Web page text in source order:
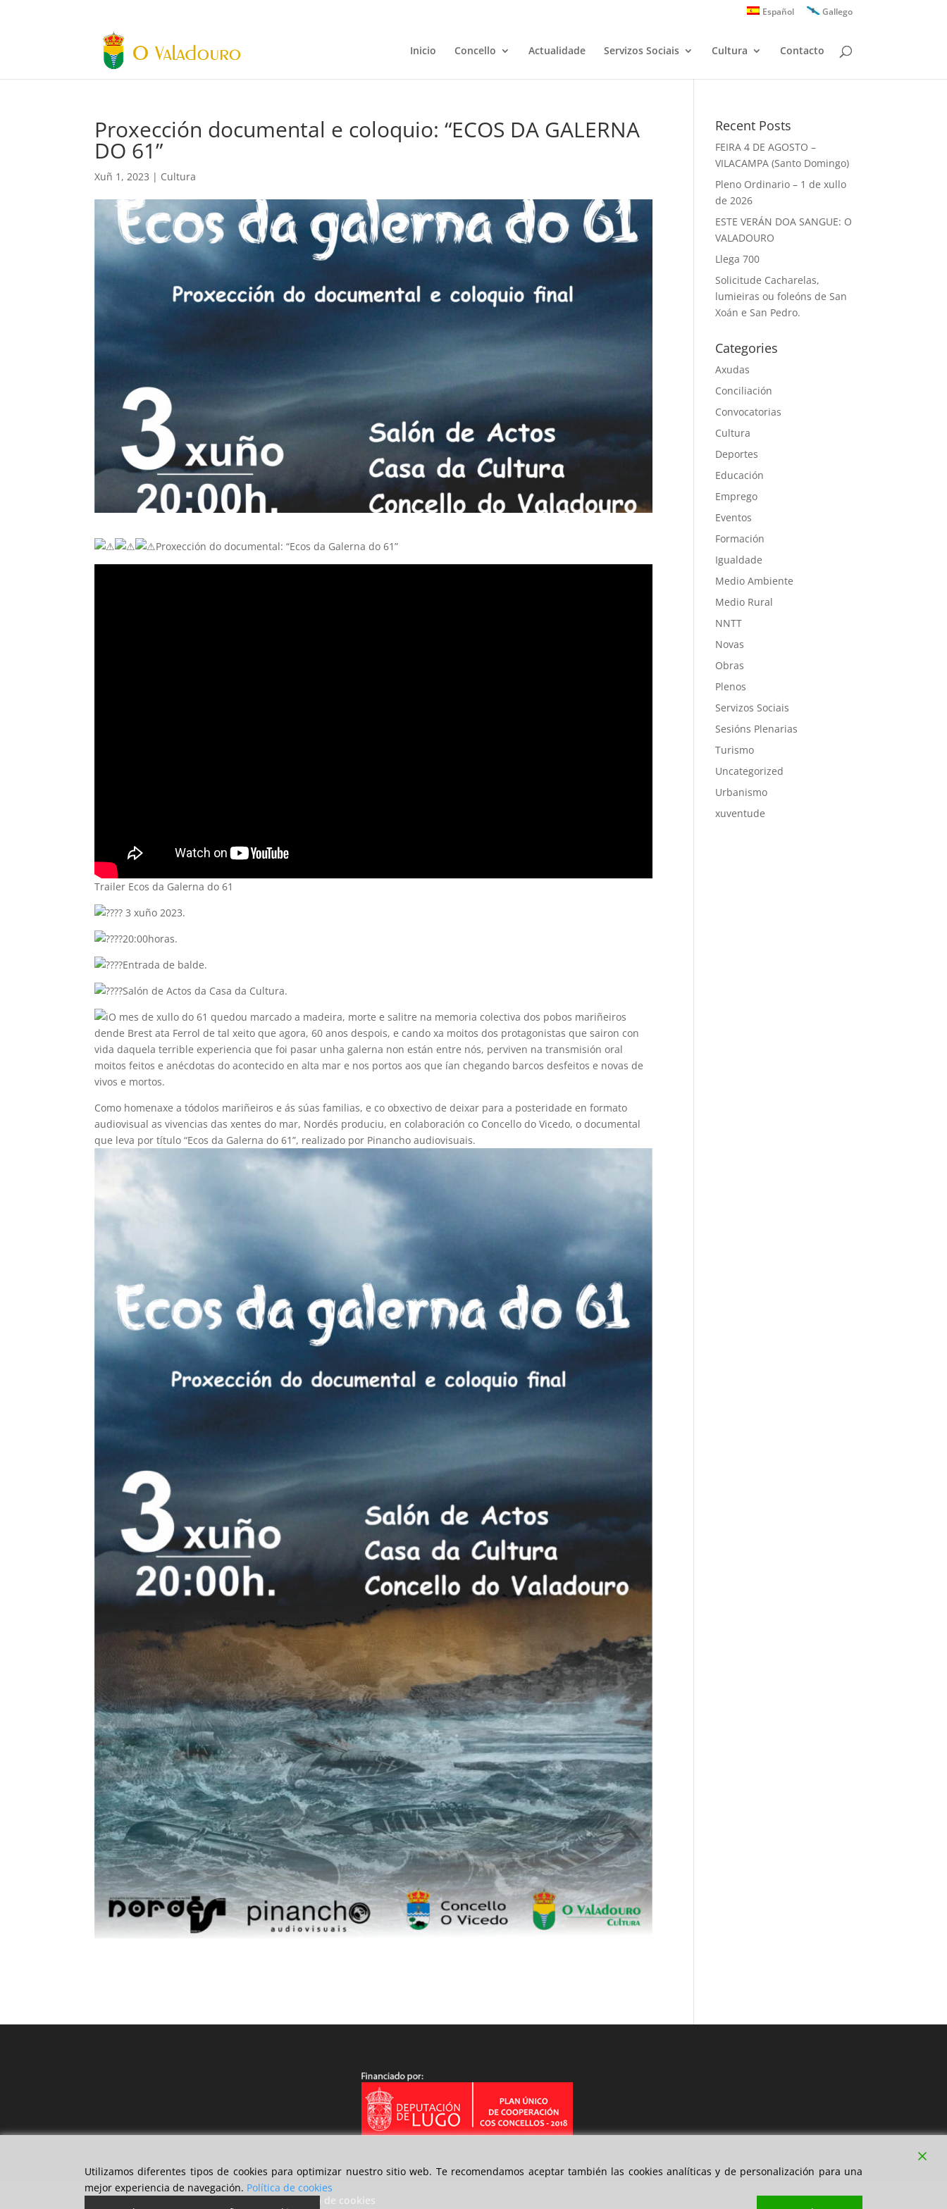
Español Gallego
Inicio Concello Actualidade Servizos Sociais Cultura Contacto
Proxección documental e coloquio: “ECOS DA GALERNA
DO 61”
Xuñ 1, 2023 | Cultura
Proxección do documental: “Ecos da Galerna do 61”
Trailer Ecos da Galerna do 61
3 xuño 2023.
20:00horas.
Entrada de balde.
Salón de Actos da Casa da Cultura.
O mes de xullo do 61 quedou marcado a madeira, morte e salitre na memoria colectiva dos pobos mariñeiros
dende Brest ata Ferrol de tal xeito que agora, 60 anos despois, e cando xa moitos dos protagonistas que sairon con
vida daquela terrible experiencia que foi pasar unha galerna non están entre nós, perviven na transmisión oral
moitos feitos e anécdotas do acontecido en alta mar e nos portos aos que ían chegando barcos desfeitos e novas de
vivos e mortos.
Como homenaxe a tódolos mariñeiros e ás súas familias, e co obxectivo de deixar para a posteridade en formato
audiovisual as vivencias das xentes do mar, Nordés produciu, en colaboración co Concello do Vicedo, o documental
que leva por título “Ecos da Galerna do 61”, realizado por Pinancho audiovisuais.
Recent Posts
FEIRA 4 DE AGOSTO –
VILACAMPA (Santo Domingo)
Pleno Ordinario – 1 de xullo
de 2026
ESTE VERÁN DOA SANGUE: O
VALADOURO
Llega 700
Solicitude Cacharelas,
lumieiras ou foleóns de San
Xoán e San Pedro.
Categories
Axudas
Conciliación
Convocatorias
Cultura
Deportes
Educación
Emprego
Eventos
Formación
Igualdade
Medio Ambiente
Medio Rural
NNTT
Novas
Obras
Plenos
Servizos Sociais
Sesións Plenarias
Turismo
Uncategorized
Urbanismo
xuventude
Política de privacidad Aviso legal Política de cookies
Utilizamos diferentes tipos de cookies para optimizar nuestro sitio web. Te recomendamos aceptar también las cookies analíticas y de personalización para una
mejor experiencia de navegación. Política de cookies